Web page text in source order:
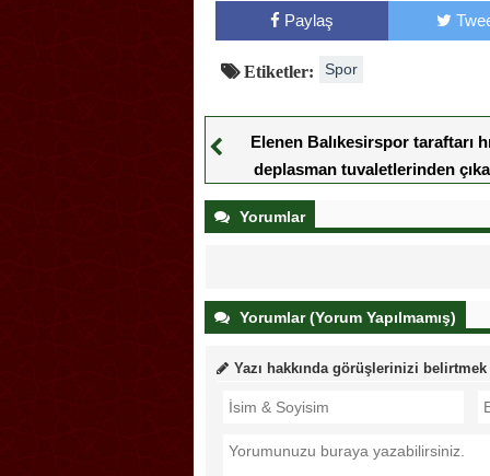
Paylaş
Etiketler: Spor
Elenen Balıkesirspor taraftarı
deplasman tuvaletlerinden
Yorumlar
Yorumlar (Yorum Yapılmamış)
Yazı hakkında görüşlerinizi